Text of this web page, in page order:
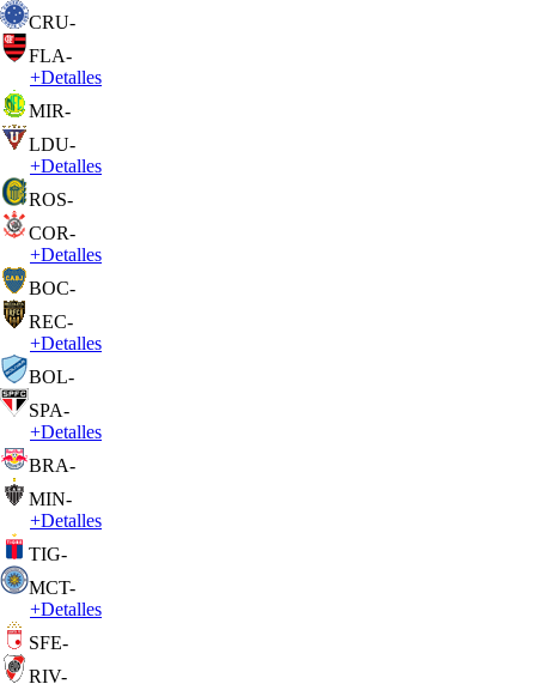
CRU-
FLA-
+Detalles
MIR-
LDU-
+Detalles
ROS-
COR-
+Detalles
BOC-
REC-
+Detalles
BOL-
SPA-
+Detalles
BRA-
MIN-
+Detalles
TIG-
MCT-
+Detalles
SFE-
RIV-